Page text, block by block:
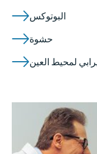
البوتوكس
حشوة
لمحيط العين